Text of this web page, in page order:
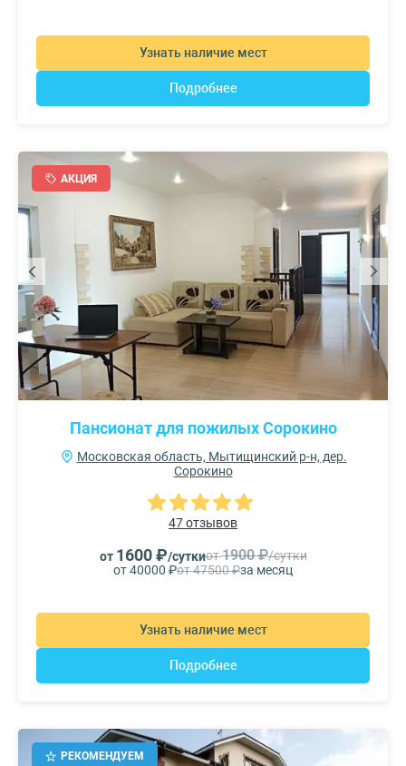
Узнать наличие мест
Подробнее
АКЦИЯ
Пансионат для пожилых Сорокино
Московская область, Мытищинский р-н, дер.
Сорокино
47 отзывов
от 1600 ₽/суткиот1900 ₽/сутки
от 40000 ₽от 47500 ₽за месяц
Узнать наличие мест
Подробнее
РЕКОМЕНДУЕМ